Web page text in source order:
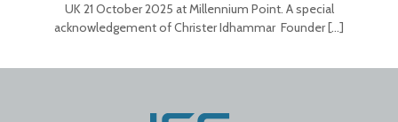
UK 21 October 2025 at Millennium Point. A special
acknowledgement of Christer Idhammar Founder[…]